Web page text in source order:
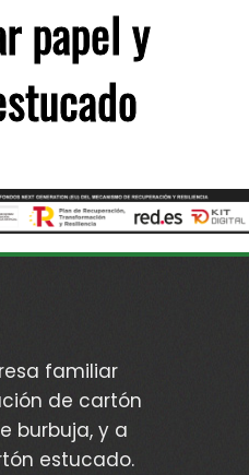
papel y
familiar
de cartón
burbuja, y a
estucado.